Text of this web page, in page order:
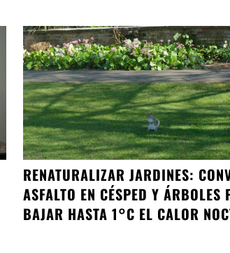
RENATURALIZAR JARDINES:
ASFALTO EN CÉSPED Y ÁRBOLES
BAJAR HASTA 1°C EL CALOR